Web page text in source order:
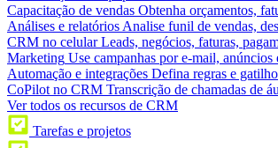
Capacitação de vendas Obtenha orçamentos,
Análises e relatórios Analise funil de vendas,
CRM no celular Leads, negócios, faturas,
Marketing Use campanhas por e-mail,
Automação e integrações Defina regras e
CoPilot no CRM Transcrição de chamadas de
Ver todos os recursos de CRM
Tarefas e projetos